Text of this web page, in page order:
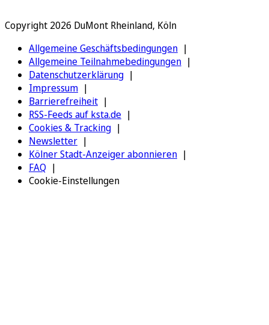
Copyright 2026 DuMont Rheinland, Köln
Allgemeine Geschäftsbedingungen
Allgemeine Teilnahmebedingungen
Datenschutzerklärung
Impressum
Barrierefreiheit
RSS-Feeds auf ksta.de
Cookies & Tracking
Newsletter
Kölner Stadt-Anzeiger abonnieren
FAQ
Cookie-Einstellungen